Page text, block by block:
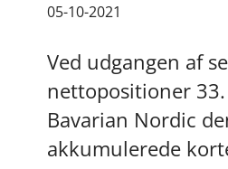
05-10-2021
Ved udgangen af
nettopositioner
Bavarian Nordic
akkumulerede